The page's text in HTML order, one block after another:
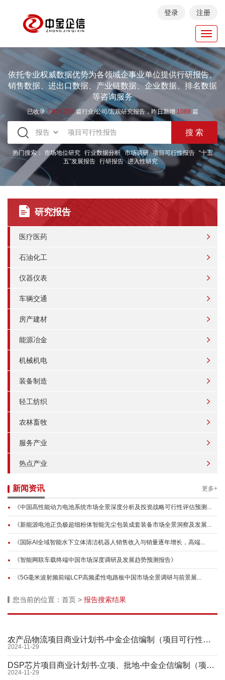
登录 注册
依托专业权威数据优势为各领域企事业单位提供行研报告、
销售数据、进出口数据、产业链数据、企业数据、排名数据
等咨询服务
已收录7.973.258篇行业/公司/宏观研究报告，昨日新增 1088 篇
热门搜索： 市场地位研究 行业数据分析 市场调研 项目可行性报告
“十五
五”发展报告 行研报告 进入性研究
研究报告
医疗医药
石油化工
仪器仪表
车辆交通
房产建材
能源冶金
机械机电
装备制造
轻工纺织
农林畜牧
服务产业
热点产业
新闻资讯 更多+
《中国高性能动力电池系统市场全景深度分析及投资战略可行性评估预测...
《新能源电池正负极超细粉体智能无尘包装成套装备市场全景洞察及发展...
《国际AI全域智能水下立体清洁机器人销售收入与销量逐年增长，高端...
《智能网联车载终端中国市场深度调研及发展趋势预测报告》
《5G毫米波射频前端LCP高频柔性电路板中国市场全景调研与前景展...
您当前的位置： 首页 > 报告搜索结果
农产品物流项目商业计划书-中金企信编制（项目可行性报告）
2024-11-29
DSP芯片项目商业计划书-立项、批地-中金企信编制（项目可行性报告）
2024-11-29